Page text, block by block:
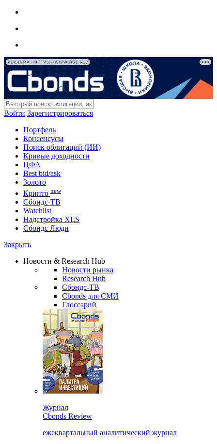
РЕКЛАМА • HTTPS://WWW.HSE.RU/
Войти Зарегистрироваться
Портфель
Консенсусы
Поиск облигаций (ИИ)
Кривые доходности
ЦФА
Best bid/ask
Золото
Крипто new
Сбондс-ТВ
Watchlist
Надстройка XLS
Сбондс Люди
Закрыть
Новости & Research Hub
Новости рынка
Research Hub
Сбондс-ТВ
Cbonds для СМИ
Глоссарий
Журнал
Cbonds Review
ежеквартальный аналитический журнал